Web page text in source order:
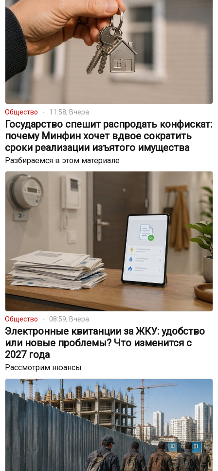
Общество 11:58, Вчера
Государство спешит распродать конфискат:
почему Минфин хочет вдвое сократить
сроки реализации изъятого имущества
Разбираемся в этом материале
Общество 08:59, Вчера
Электронные квитанции за ЖКУ: удобство
или новые проблемы? Что изменится с
2027 года
Рассмотрим нюансы